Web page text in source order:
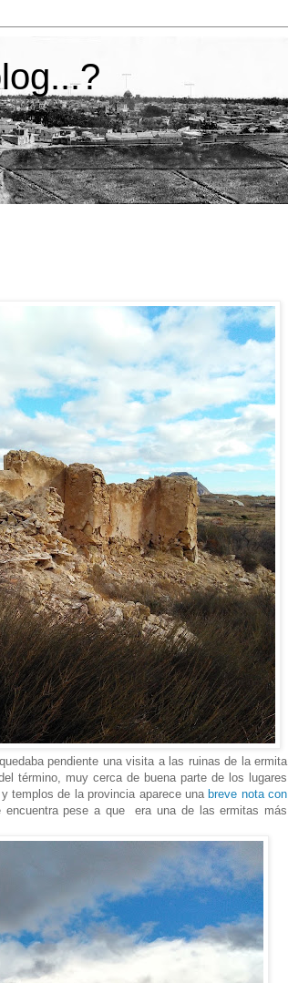
pendiente una visita a las ruinas de la ermita
término, muy cerca de buena parte de los lugares
templos de la provincia aparece unabreve nota con
pese a que era una de las ermitas más